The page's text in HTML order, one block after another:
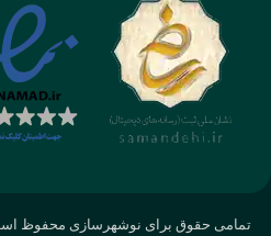
تمامی حقوق برای نوشهرسازی محفوظ